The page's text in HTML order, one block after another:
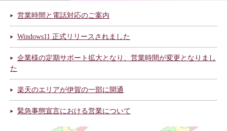
営業時間と電話対応のご案内
Windows11 正式リリースされました
企業様の定期サポート拡大となり、営業時間が変更となりまし
た
楽天のエリアが伊賀の一部に開通
緊急事態宣言における営業について